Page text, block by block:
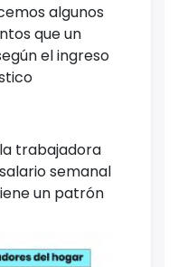
algunos
que un
el ingreso
trabajadora
semanal
un patrón